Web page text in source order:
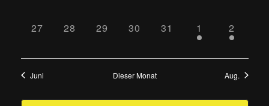
0
27
0
28
0
VERANSTALTUNGEN,
29
0
VERANSTALTUNGEN,
30
0
31
1
1
1
2
Juni Dieser Monat Aug.